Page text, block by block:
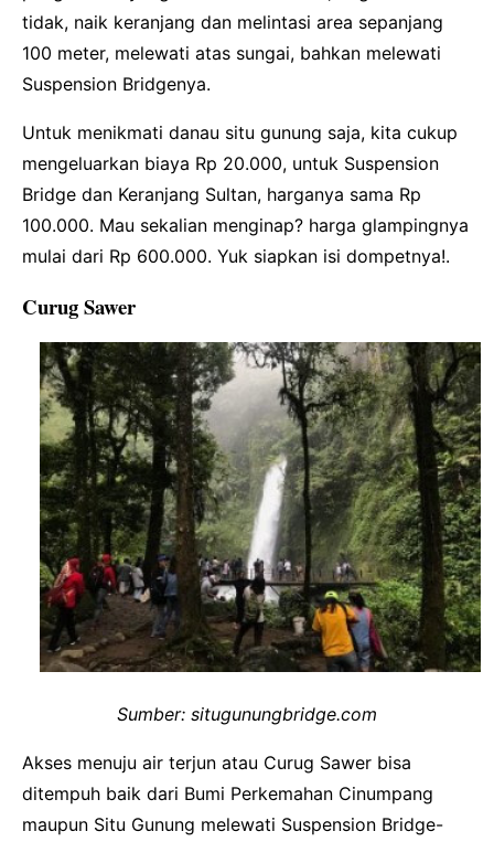
tidak, naik keranjang dan melintasi area sepanjang
100 meter, melewati atas sungai, bahkan melewati
Suspension Bridgenya.
Untuk menikmati danau situ gunung saja, kita cukup
mengeluarkan biaya Rp 20.000, untuk Suspension
Bridge dan Keranjang Sultan, harganya sama Rp
100.000. Mau sekalian menginap? harga glampingnya
mulai dari Rp 600.000. Yuk siapkan isi dompetnya!.
Curug Sawer
Sumber: situgunungbridge.com
Akses menuju air terjun atau Curug Sawer bisa
ditempuh baik dari Bumi Perkemahan Cinumpang
maupun Situ Gunung melewati Suspension Bridge-